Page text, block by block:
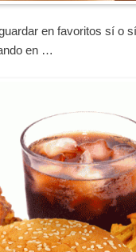
en favoritos sí o
en …